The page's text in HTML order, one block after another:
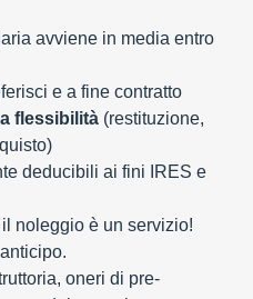
avviene in media entro
e a fine contratto
flessibilità (restituzione,
deducibili ai fini IRES e
noleggio è un servizio!
oneri di pre-